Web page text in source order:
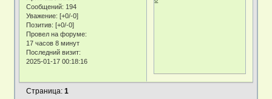
Сообщений: 194
Уважение: [+0/-0]
Позитив: [+0/-0]
Провел на форуме:
17 часов 8 минут
Последний визит:
2025-01-17 00:18:16
Страница:1